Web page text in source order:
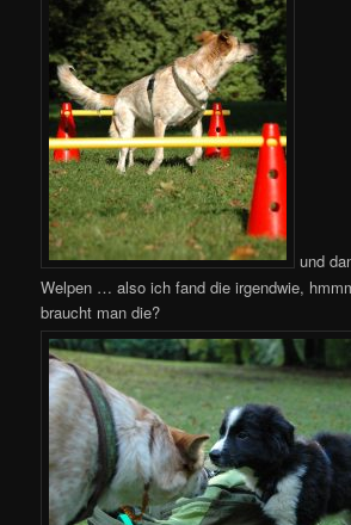
und
Welpen … also ich fand die irgendwie,
braucht man die?